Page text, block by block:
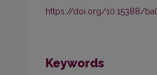
https://doi.org/10.15388/
Keywords